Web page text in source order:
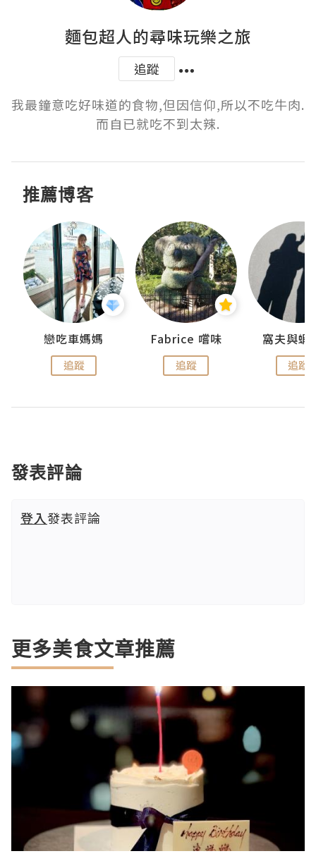
麵包超人的尋味玩樂之旅
追蹤
我最鐘意吃好味道的食物,但因信仰,所以不吃牛肉.
而自已就吃不到太辣.
推薦博客
戀吃車媽媽
追蹤
Fabrice 嚐味
追蹤
窩夫與蝦
追蹤
發表評論
登入發表評論
更多美食文章推薦